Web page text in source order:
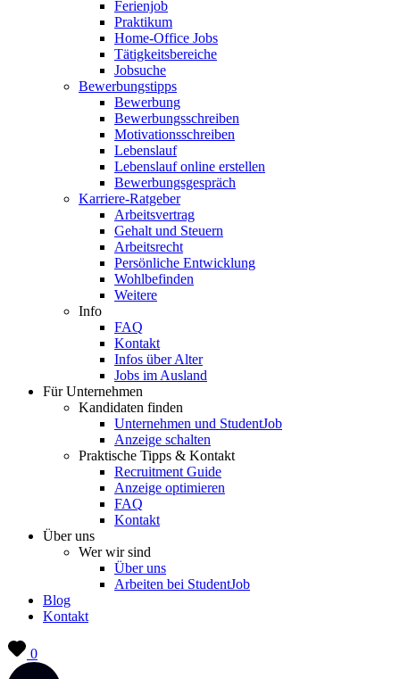
Ferienjob
Praktikum
Home-Office Jobs
Tätigkeitsbereiche
Jobsuche
Bewerbungstipps
Bewerbung
Bewerbungsschreiben
Motivationsschreiben
Lebenslauf
Lebenslauf online erstellen
Bewerbungsgespräch
Karriere-Ratgeber
Arbeitsvertrag
Gehalt und Steuern
Arbeitsrecht
Persönliche Entwicklung
Wohlbefinden
Weitere
Info
FAQ
Kontakt
Infos über Alter
Jobs im Ausland
Für Unternehmen
Kandidaten finden
Unternehmen und StudentJob
Anzeige schalten
Praktische Tipps & Kontakt
Recruitment Guide
Anzeige optimieren
FAQ
Kontakt
Über uns
Wer wir sind
Über uns
Arbeiten bei StudentJob
Blog
Kontakt
0